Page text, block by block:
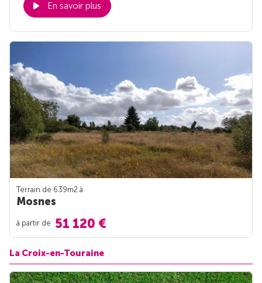
En savoir plus
Terrain de 639m2 à
Mosnes
à partir de 51 120 €
La Croix-en-Touraine